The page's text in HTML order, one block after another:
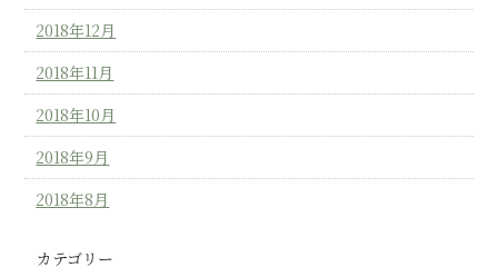
2018年12月
2018年11月
2018年10月
2018年9月
2018年8月
カテゴリー